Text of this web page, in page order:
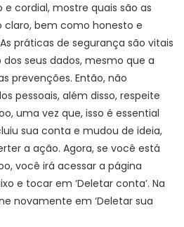
e cordial, mostre quais são as
claro, bem como honesto e
práticas de segurança são vitais
seus dados, mesmo que a
prevenções. Então, não
pessoais, além disso, respeite
uma vez que, isso é essential
sua conta e mudou de ideia,
a ação. Agora, se você está
você irá acessar a página
e tocar em ‘Deletar conta’. Na
novamente em ‘Deletar sua